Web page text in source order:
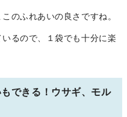
のふれあいの良さですね。
るので、１袋でも十分に楽
できる！ウサギ、モル